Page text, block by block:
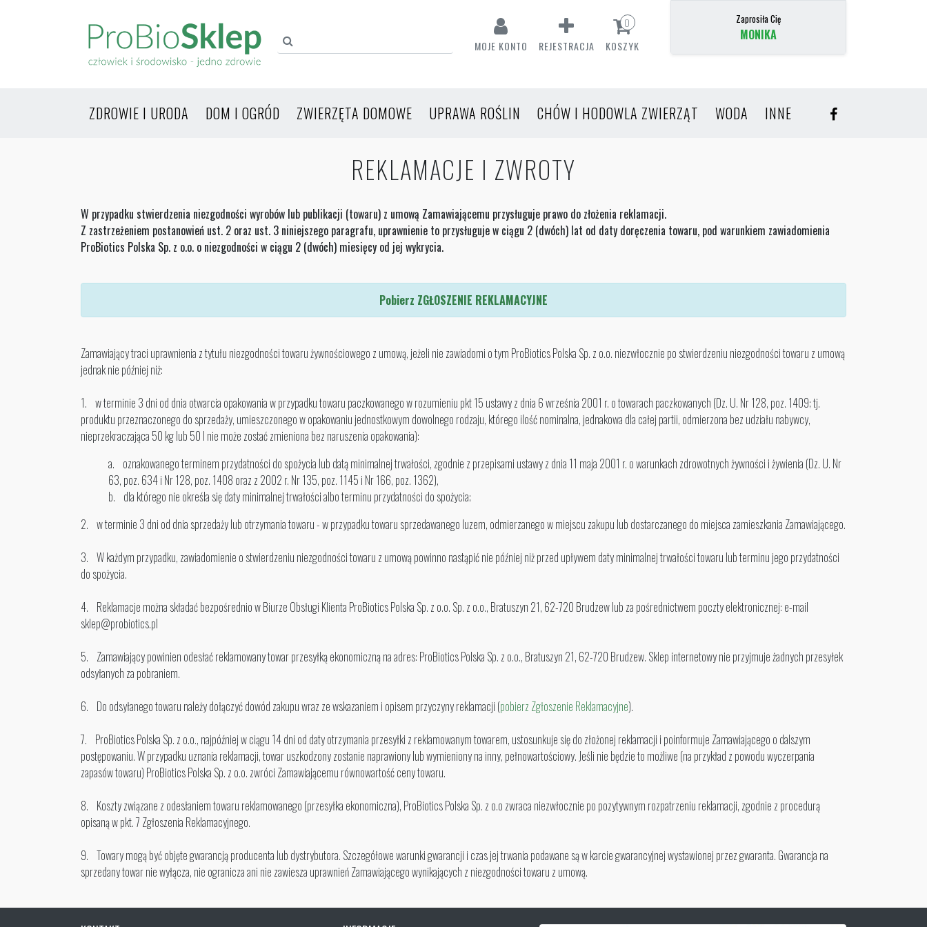
MOJE KONTO REJESTRACJA KOSZYK
0 Zaprosiła Cię
MONIKA
ZDROWIE I URODA DOM I OGRÓD ZWIERZĘTA DOMOWE UPRAWA ROŚLIN CHÓW I HODOWLA ZWIERZĄT WODA INNE
REKLAMACJE I ZWROTY
W przypadku stwierdzenia niezgodności wyrobów lub publikacji (towaru) z umową Zamawiającemu przysługuje prawo do złożenia reklamacji.
Z zastrzeżeniem postanowień ust. 2 oraz ust. 3 niniejszego paragrafu, uprawnienie to przysługuje w ciągu 2 (dwóch) lat od daty doręczenia towaru, pod warunkiem zawiadomienia
ProBiotics Polska Sp. z o.o. o niezgodności w ciągu 2 (dwóch) miesięcy od jej wykrycia.
Pobierz ZGŁOSZENIE REKLAMACYJNE
Zamawiający traci uprawnienia z tytułu niezgodności towaru żywnościowego z umową, jeżeli nie zawiadomi o tym ProBiotics Polska Sp. z o.o. niezwłocznie po stwierdzeniu niezgodności towaru z umową
jednak nie później niż:
1. w terminie 3 dni od dnia otwarcia opakowania w przypadku towaru paczkowanego w rozumieniu pkt 15 ustawy z dnia 6 września 2001 r. o towarach paczkowanych (Dz. U. Nr 128, poz. 1409; tj.
produktu przeznaczonego do sprzedaży, umieszczonego w opakowaniu jednostkowym dowolnego rodzaju, którego ilość nominalna, jednakowa dla całej partii, odmierzona bez udziału nabywcy,
nieprzekraczająca 50 kg lub 50 l nie może zostać zmieniona bez naruszenia opakowania):
a. oznakowanego terminem przydatności do spożycia lub datą minimalnej trwałości, zgodnie z przepisami ustawy z dnia 11 maja 2001 r. o warunkach zdrowotnych żywności i żywienia (Dz. U. Nr
63, poz. 634 i Nr 128, poz. 1408 oraz z 2002 r. Nr 135, poz. 1145 i Nr 166, poz. 1362),
b. dla którego nie określa się daty minimalnej trwałości albo terminu przydatności do spożycia;
2. w terminie 3 dni od dnia sprzedaży lub otrzymania towaru - w przypadku towaru sprzedawanego luzem, odmierzanego w miejscu zakupu lub dostarczanego do miejsca zamieszkania Zamawiającego.
3. W każdym przypadku, zawiadomienie o stwierdzeniu niezgodności towaru z umową powinno nastąpić nie później niż przed upływem daty minimalnej trwałości towaru lub terminu jego przydatności
do spożycia.
4. Reklamacje można składać bezpośrednio w Biurze Obsługi Klienta ProBiotics Polska Sp. z o.o. Sp. z o.o., Bratuszyn 21, 62-720 Brudzew lub za pośrednictwem poczty elektronicznej: e-mail
sklep@probiotics.pl
5. Zamawiający powinien odesłać reklamowany towar przesyłką ekonomiczną na adres: ProBiotics Polska Sp. z o.o., Bratuszyn 21, 62-720 Brudzew. Sklep internetowy nie przyjmuje żadnych przesyłek
odsyłanych za pobraniem.
6. Do odsyłanego towaru należy dołączyć dowód zakupu wraz ze wskazaniem i opisem przyczyny reklamacji (pobierz Zgłoszenie Reklamacyjne).
7. ProBiotics Polska Sp. z o.o., najpóźniej w ciągu 14 dni od daty otrzymania przesyłki z reklamowanym towarem, ustosunkuje się do złożonej reklamacji i poinformuje Zamawiającego o dalszym
postępowaniu. W przypadku uznania reklamacji, towar uszkodzony zostanie naprawiony lub wymieniony na inny, pełnowartościowy. Jeśli nie będzie to możliwe (na przykład z powodu wyczerpania
zapasów towaru) ProBiotics Polska Sp. z o.o. zwróci Zamawiającemu równowartość ceny towaru.
8. Koszty związane z odesłaniem towaru reklamowanego (przesyłka ekonomiczna), ProBiotics Polska Sp. z o.o zwraca niezwłocznie po pozytywnym rozpatrzeniu reklamacji, zgodnie z procedurą
opisaną w pkt. 7 Zgłoszenia Reklamacyjnego.
9. Towary mogą być objęte gwarancją producenta lub dystrybutora. Szczegółowe warunki gwarancji i czas jej trwania podawane są w karcie gwarancyjnej wystawionej przez gwaranta. Gwarancja na
sprzedany towar nie wyłącza, nie ogranicza ani nie zawiesza uprawnień Zamawiającego wynikających z niezgodności towaru z umową.